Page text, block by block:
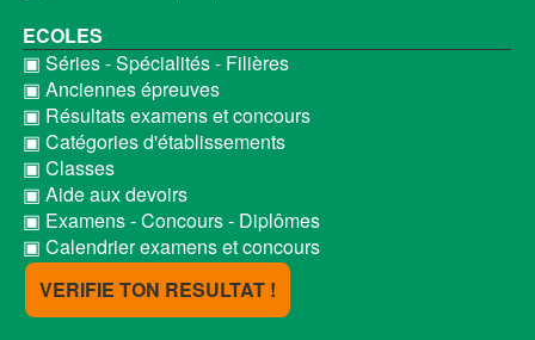
ECOLES
▣ Séries - Spécialités - Filières
▣ Anciennes épreuves
▣ Résultats examens et concours
▣ Catégories d'établissements
▣ Classes
▣ Aide aux devoirs
▣ Examens - Concours - Diplômes
▣ Calendrier examens et concours
VERIFIE TON RESULTAT !